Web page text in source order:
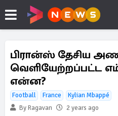
பிரான்ஸ் தேசிய
வெளியேற்றப்பட்ட
என்ன?
Football France
Kylian Mbappé
By Ragavan
2 years ago